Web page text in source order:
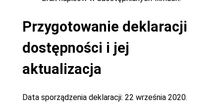
Przygotowanie deklaracji
dostępności i jej
aktualizacja
Data sporządzenia deklaracji: 22 września 2020.